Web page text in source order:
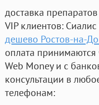
доставка
VIP клиентов:
дешево Ростов-на-
оплата
Web Money и с
консультации в
телефонам: